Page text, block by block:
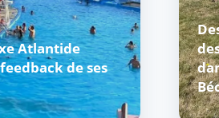
Atlantide
de ses